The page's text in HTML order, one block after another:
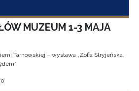
MUZEUM 1-3 MAJA
Tarnowskiej – wystawa „Zofia Stryjeńska.